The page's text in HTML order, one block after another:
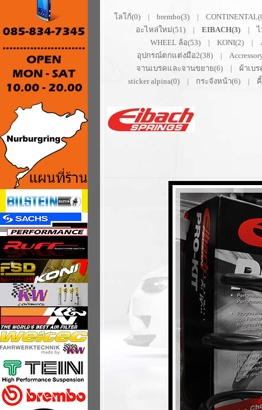
โลโก้(0) brembo(3)
อะไหล่ใหม่(51)
EIBACH(3)
WHEEL ล้อ(53)
KONI(2)
อุปกรณ์ตกแต่งมือ2(38)
จานเบรคและจานขยาย(6)
ผ้าเบร
sticker alpina(0)
กระจังหน้า(6)